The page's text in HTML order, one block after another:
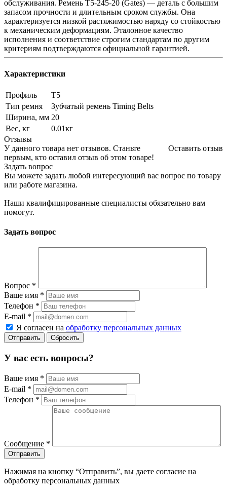
обслуживания. Ремень T5-245-20 (Gates) — деталь с большим
запасом прочности и длительным сроком службы. Она
характеризуется низкой растяжимостью наряду со стойкостью
к механическим деформациям. Эталонное качество
исполнения и соответствие строгим стандартам по другим
критериям подтверждаются официальной гарантией.
Характеристики
Профиль
T5
Тип ремня
Зубчатый ремень Timing Belts
Ширина, мм 20
Вес, кг
0.01кг
Отзывы
Оставить отзыв
У данного товара нет отзывов. Станьте
первым, кто оставил отзыв об этом товаре!
Задать вопрос
Вы можете задать любой интересующий вас вопрос по товару
или работе магазина.
Наши квалифицированные специалисты обязательно вам
помогут.
Задать вопрос
Вопрос *
Ваше имя *
Телефон *
E-mail *
Я согласен на обработку персональных данных
Сбросить
У вас есть вопросы?
Ваше имя *
E-mail *
Телефон *
Сообщение *
Нажимая на кнопку “Отправить”, вы даете согласие на
обработку персональных данных